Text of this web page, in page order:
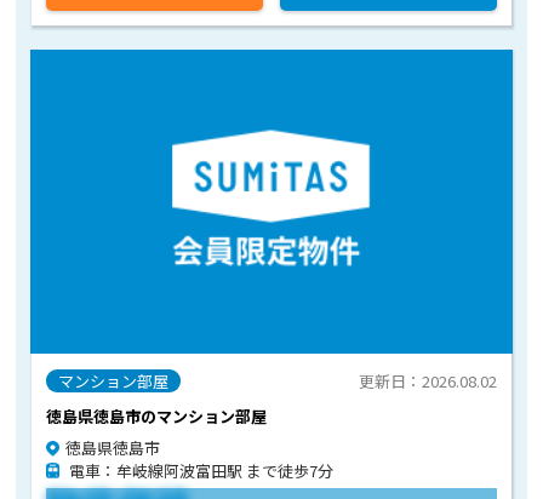
マンション部屋
徳島県徳島市のマンション部屋
更新日：2026.08.02
徳島県徳島市
電車：牟岐線阿波富田駅 まで徒歩7分